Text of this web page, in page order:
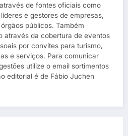
de fontes oficiais como
e gestores de empresas,
públicos. Também
através da cobertura de eventos
por convites para turismo,
e serviços. Para comunicar
utilize o email sortimentos
editorial é de Fábio Juchen